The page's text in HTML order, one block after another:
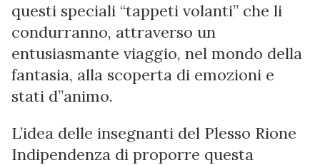
questi speciali “tappeti volanti” che li
condurranno, attraverso un
entusiasmante viaggio, nel mondo della
fantasia, alla scoperta di emozioni e
stati d”animo.
L’idea delle insegnanti del Plesso Rione
Indipendenza di proporre questa